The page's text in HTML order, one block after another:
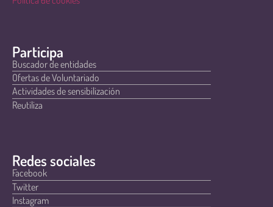
Participa
Buscador de entidades
Ofertas de Voluntariado
Actividades de sensibilización
Reutiliza
Redes sociales
Facebook
Twitter
Instagram